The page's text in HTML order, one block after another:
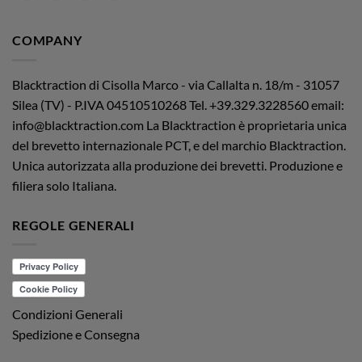
COMPANY
Blacktraction di Cisolla Marco - via Callalta n. 18/m - 31057
Silea (TV) - P.IVA 04510510268Tel. +39.329.3228560 email:
info@blacktraction.com La Blacktraction è proprietaria unica
del brevetto internazionale PCT, e del marchio Blacktraction.
Unica autorizzata alla produzione dei brevetti. Produzione e
filiera solo Italiana.
REGOLE GENERALI
Condizioni Generali
Spedizione e Consegna